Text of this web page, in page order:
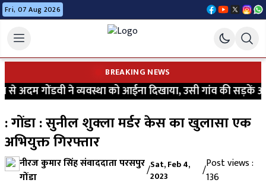
Fri, 07 Aug 2026
BREAKING NEWS
अदम गोंडवी ने व्यवस्था को आईना दिखाया, उसी गांव की सड़कें
: गोंडा : सुनील शुक्ला मर्डर केस का खुलासा एक
अभियुक्त गिरफ्तार
नीरज कुमार सिंह संवाददाता परसपुर
गोंडा
/Sat, Feb 4,
2023
/Post views :
136